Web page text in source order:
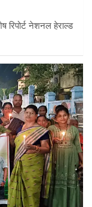
रिपोर्ट नेशनल हेराल्ड